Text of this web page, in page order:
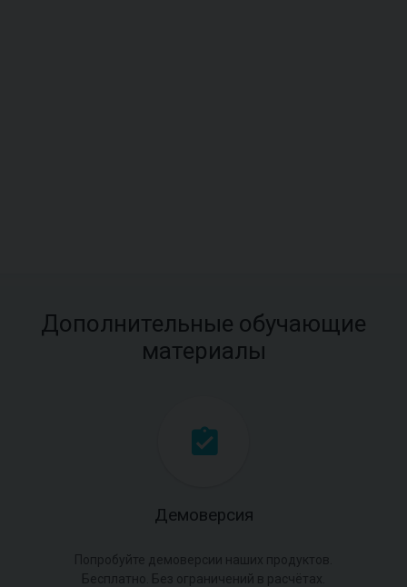
Дополнительные обучающие
материалы
Демоверсия
Попробуйте демоверсии наших продуктов.
Бесплатно. Без ограничений в расчётах.